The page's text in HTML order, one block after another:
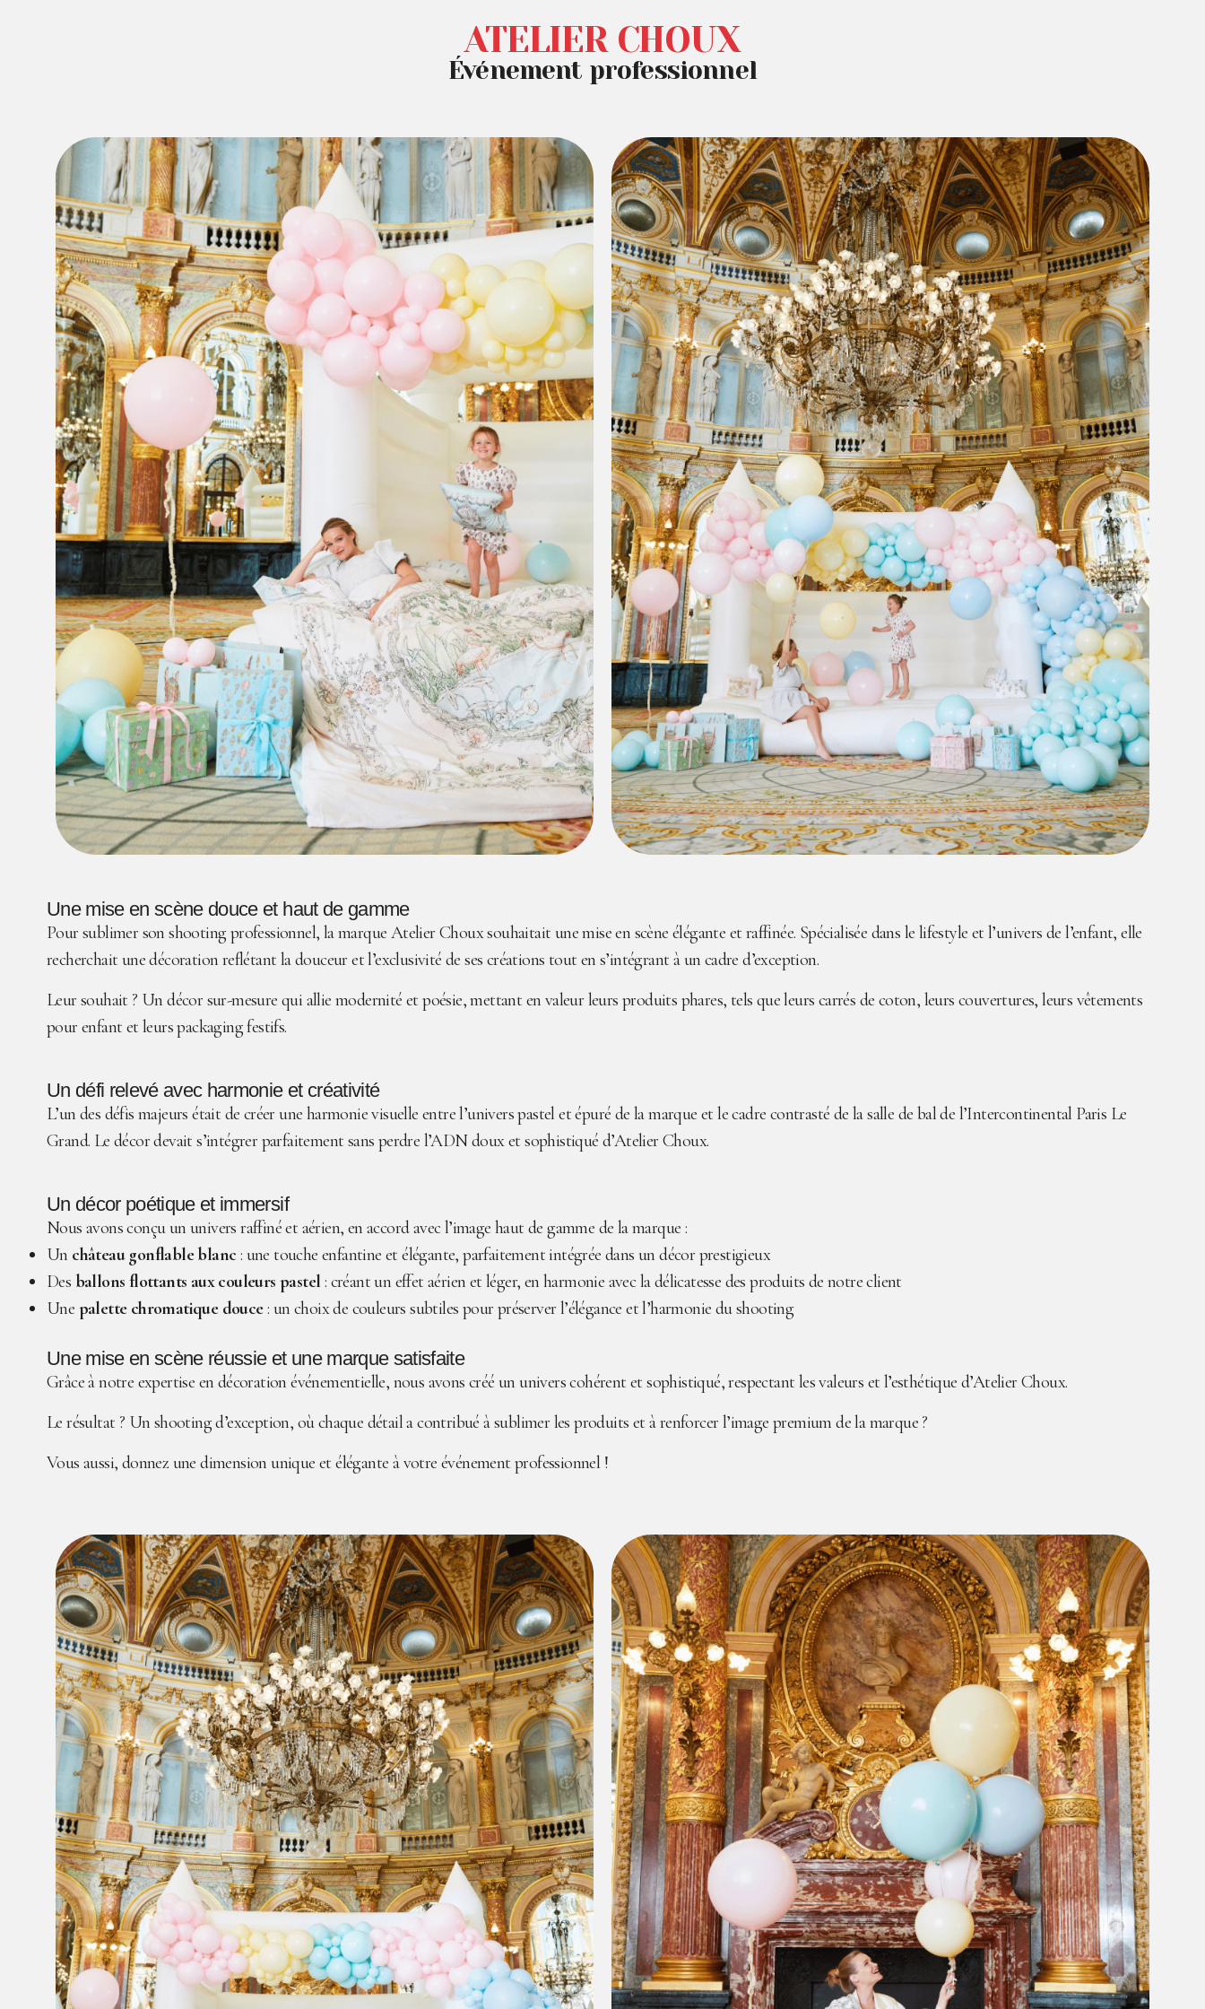
ATELIER CHOUX
Événement professionnel
Une mise en scène douce et haut de gamme
Pour sublimer son shooting professionnel, la marque Atelier Choux souhaitait une mise en scène élégante et raffinée. Spécialisée dans le lifestyle et l’univers de l’enfant, elle
recherchait une décoration reflétant la douceur et l’exclusivité de ses créations tout en s’intégrant à un cadre d’exception.
Leur souhait ? Un décor sur-mesure qui allie modernité et poésie, mettant en valeur leurs produits phares, tels que leurs carrés de coton, leurs couvertures, leurs vêtements
pour enfant et leurs packaging festifs.
Un défi relevé avec harmonie et créativité
L’un des défis majeurs était de créer une harmonie visuelle entre l’univers pastel et épuré de la marque et le cadre contrasté de la salle de bal de l’Intercontinental Paris Le
Grand. Le décor devait s’intégrer parfaitement sans perdre l’ADN doux et sophistiqué d’Atelier Choux.
Un décor poétique et immersif
Nous avons conçu un univers raffiné et aérien, en accord avec l’image haut de gamme de la marque :
Un château gonflable blanc : une touche enfantine et élégante, parfaitement intégrée dans un décor prestigieux
Des ballons flottants aux couleurs pastel : créant un effet aérien et léger, en harmonie avec la délicatesse des produits de notre client
Une palette chromatique douce: un choix de couleurs subtiles pour préserver l’élégance et l’harmonie du shooting
Une mise en scène réussie et une marque satisfaite
Grâce à notre expertise en décoration événementielle, nous avons créé un univers cohérent et sophistiqué, respectant les valeurs et l’esthétique d’Atelier Choux.
Le résultat ? Un shooting d’exception, où chaque détail a contribué à sublimer les produits et à renforcer l’image premium de la marque ?
Vous aussi, donnez une dimension unique et élégante à votre événement professionnel !